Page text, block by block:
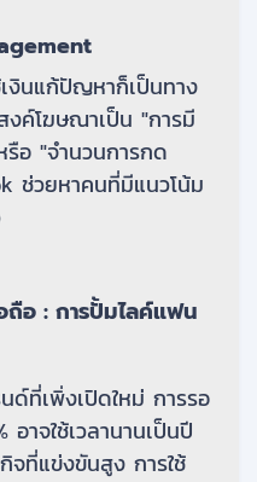
งินแก้ปัญหาก็เป็นทาง
งค์โฆษณาเป็น "การมี
อ "จำนวนการกด
ช่วยหาคนที่มีแนวโน้ม
ถือ : การปั้มไลค์แฟน
ด์ที่เพิ่งเปิดใหม่ การรอ
าจใช้เวลานานเป็นปี
จที่แข่งขันสูง การใช้